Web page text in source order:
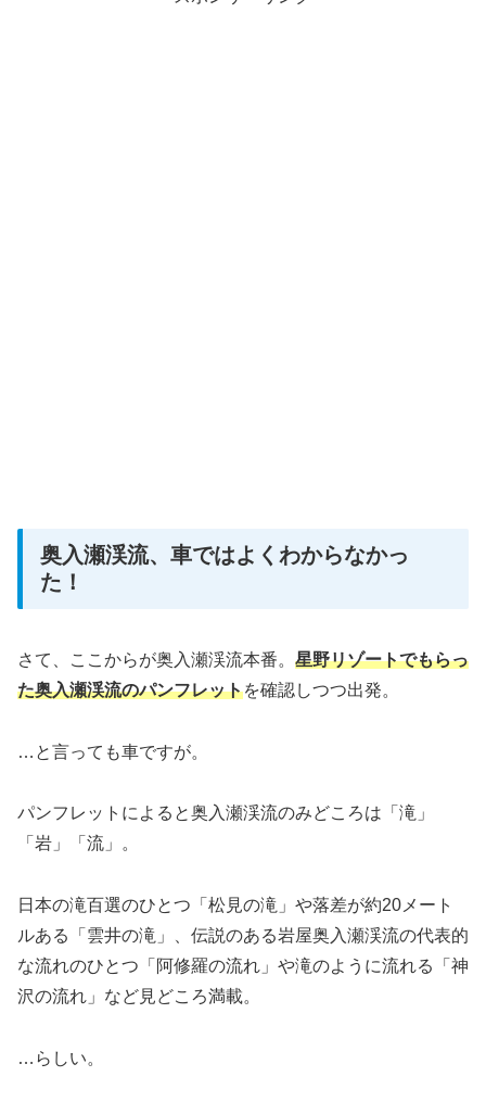
奥入瀬渓流、車ではよくわからなかっ
た！
さて、ここからが奥入瀬渓流本番。 星野リゾートでもらっ
た奥入瀬渓流のパンフレットを確認しつつ出発。
…と言っても車ですが。
パンフレットによると奥入瀬渓流のみどころは「滝」
「岩」「流」。
日本の滝百選のひとつ「松見の滝」や落差が約20メート
ルある「雲井の滝」、伝説のある岩屋奥入瀬渓流の代表的
な流れのひとつ「阿修羅の流れ」や滝のように流れる「神
沢の流れ」など見どころ満載。
…らしい。